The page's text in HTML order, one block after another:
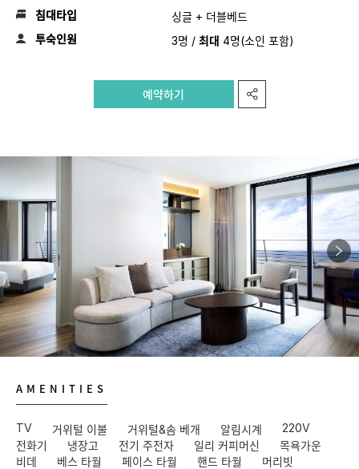
침대타입 싱글 + 더블베드
투숙인원 3명 / 최대 4명(소인 포함)
예약하기
AMENITIES
TV 거위털 이불 거위털&솜 베개 알림시계
220V
전화기
냉장고 전기 주전자 일리 커피머신
목욕가운
비데
베스 타월 페이스 타월 핸드 타월
머리빗